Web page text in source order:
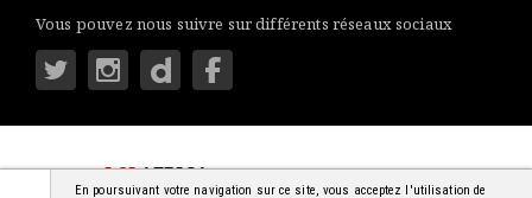
Vous pouvez nous suivre sur différents réseaux sociaux
LSIAFRICA: S'INFORMER SIMPLEMENT
© 2018-2026 - TOUS DROITS RÉSERVÉS
En poursuivant votre navigation sur ce site, vous acceptez l'utilisation de